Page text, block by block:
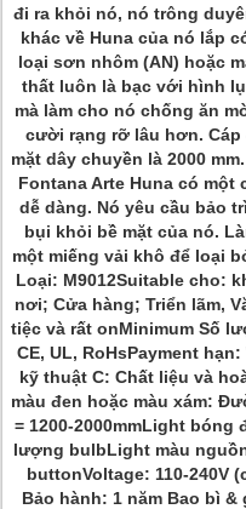
đi ra khỏi nó, nó trông
khác về Huna của nó lắp
loại sơn nhôm (AN) hoặc
thất luôn là bạc với hình
mà làm cho nó chống ăn
cười rạng rỡ lâu hơn. Cáp
mặt dây chuyền là 2000 mm.
Fontana Arte Huna có một
dễ dàng. Nó yêu cầu bảo
bụi khỏi bề mặt của nó.
một miếng vải khô để loại
Loại: M9012Suitable cho:
nơi; Cửa hàng; Triển lãm,
tiệc và rất onMinimum Số
CE, UL, RoHsPayment
kỹ thuật C: Chất liệu và
màu đen hoặc màu xám:
= 1200-2000mmLight bóng
lượng bulbLight màu
buttonVoltage: 110-240V
Bảo hành: 1 năm Bao bì